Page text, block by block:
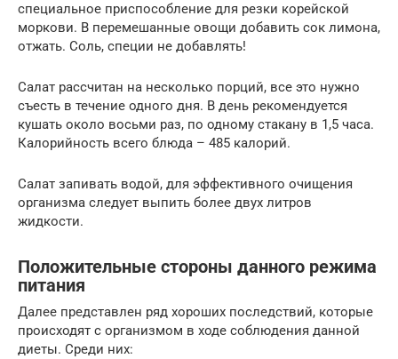
специальное приспособление для резки корейской
моркови. В перемешанные овощи добавить сок лимона,
отжать. Соль, специи не добавлять!
Салат рассчитан на несколько порций, все это нужно
съесть в течение одного дня. В день рекомендуется
кушать около восьми раз, по одному стакану в 1,5 часа.
Калорийность всего блюда – 485 калорий.
Салат запивать водой, для эффективного очищения
организма следует выпить более двух литров
жидкости.
Положительные стороны данного режима
питания
Далее представлен ряд хороших последствий, которые
происходят с организмом в ходе соблюдения данной
диеты. Среди них: